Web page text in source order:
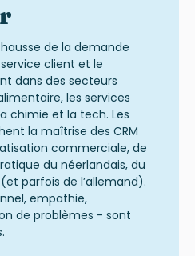
de la demande
service client et le
dans des secteurs
les services
chimie et la tech. Les
la maîtrise des CRM
commerciale, de
du néerlandais, du
parfois de l’allemand).
empathie,
de problèmes - sont